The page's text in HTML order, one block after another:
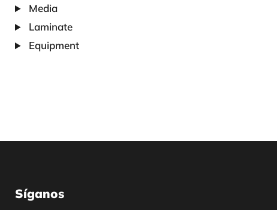
Media
Laminate
Equipment
Síganos